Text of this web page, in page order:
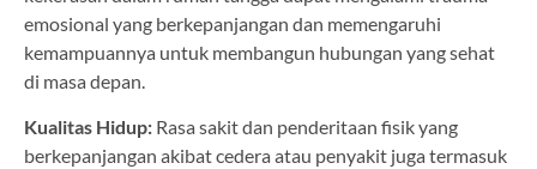
emosional yang berkepanjangan dan memengaruhi
kemampuannya untuk membangun hubungan yang sehat
di masa depan.
Kualitas Hidup: Rasa sakit dan penderitaan fisik yang
berkepanjangan akibat cedera atau penyakit juga termasuk